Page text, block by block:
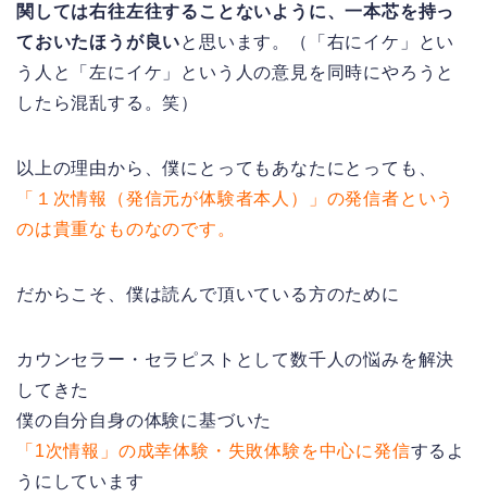
関しては右往左往することないように、一本芯を持っ
ておいたほうが良いと思います。（「右にイケ」とい
う人と「左にイケ」という人の意見を同時にやろうと
したら混乱する。笑）
以上の理由から、僕にとってもあなたにとっても、
「１次情報（発信元が体験者本人）」の発信者という
のは貴重なものなのです。
だからこそ、僕は読んで頂いている方のために
カウンセラー・セラピストとして数千人の悩みを解決
してきた
僕の自分自身の体験に基づいた
「1次情報」の成幸体験・失敗体験を中心に発信するよ
うにしています